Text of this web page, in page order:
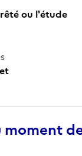
ou l'étude
moment